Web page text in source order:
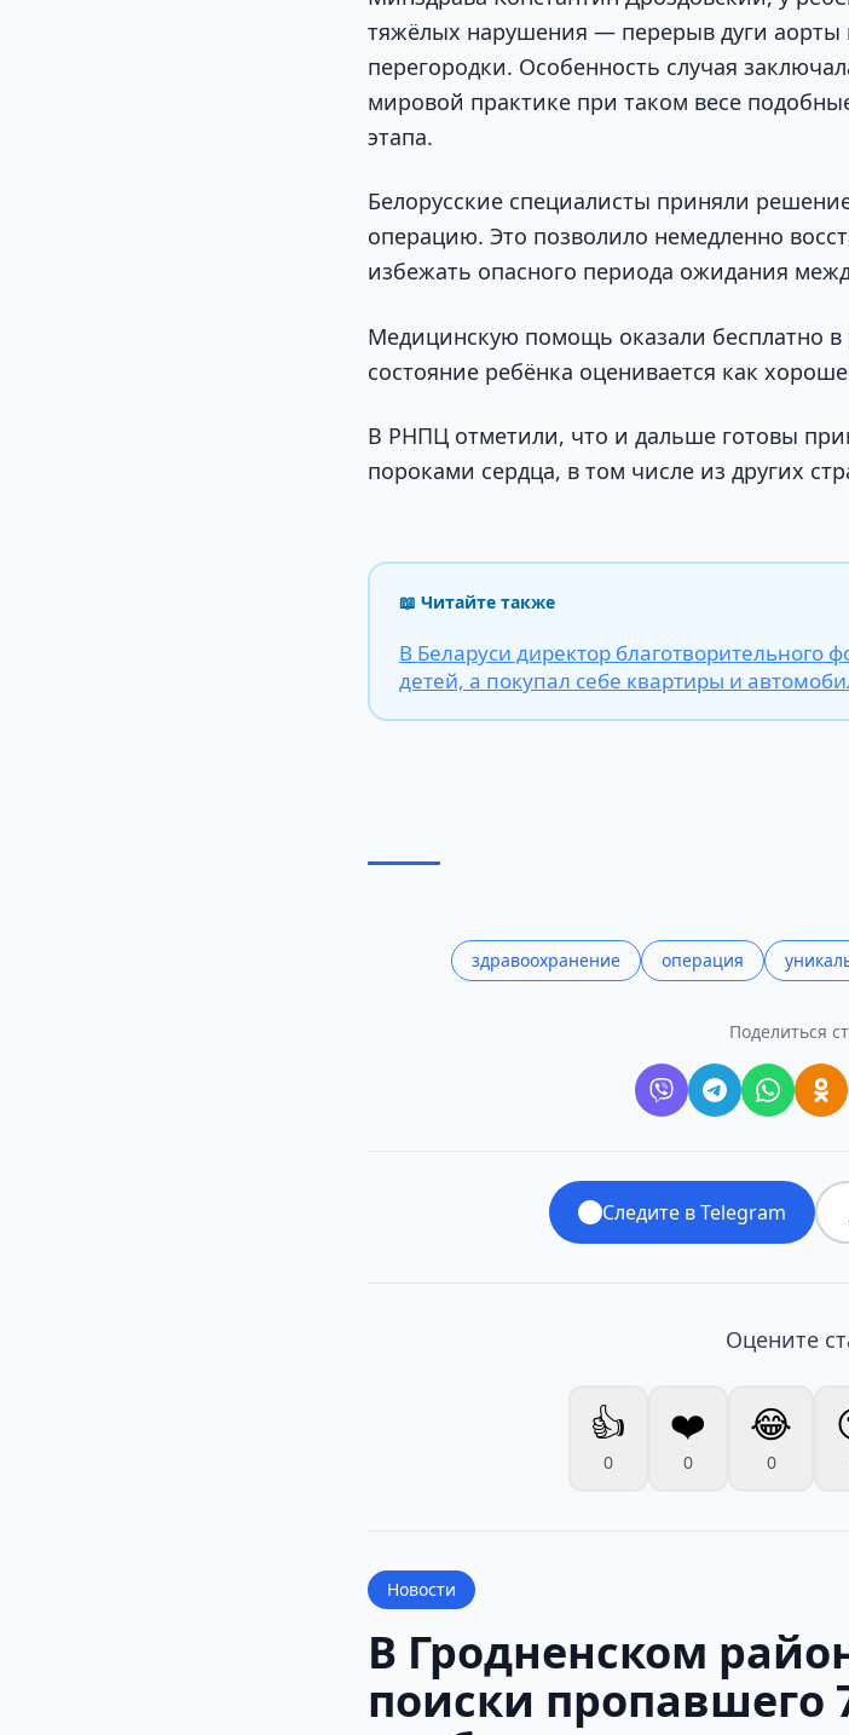
тяжёлых нарушения — перерыв дуги аорты
перегородки. Особенность случая
мировой практике при таком весе
этапа.
Белорусские специалисты приняли
операцию. Это позволило немедленно
избежать опасного периода ожидания
Медицинскую помощь оказали бесплатно
состояние ребёнка оценивается как
В РНПЦ отметили, что и дальше готовы
пороками сердца, в том числе из других
📖 Читайте также
В Беларуси директор благотворительного
детей, а покупал себе квартиры и
здравоохранение операция
Поделиться
Следите в Telegram
Оцените
👍
0
❤️
0
😂
0
Новости
В Гродненском
поиски пропавшего